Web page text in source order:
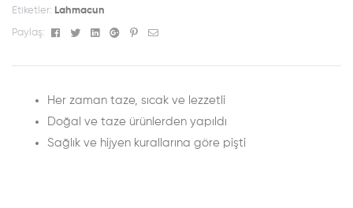
Etiketler: Lahmacun
Paylaş: Facebook
TwitterLinkedinGoogle+Pinterest
Email
Her zaman taze, sıcak ve lezzetli
Doğal ve taze ürünlerden yapıldı
Sağlık ve hijyen kurallarına göre pişti